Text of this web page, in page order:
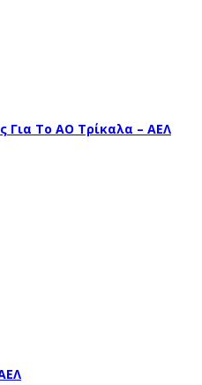
Για Το ΑΟ Τρίκαλα – ΑΕΛ